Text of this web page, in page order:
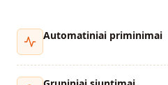
Automatiniai priminimai